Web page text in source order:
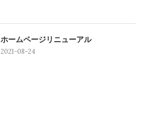
ホームページリニューアル
2021-08-24